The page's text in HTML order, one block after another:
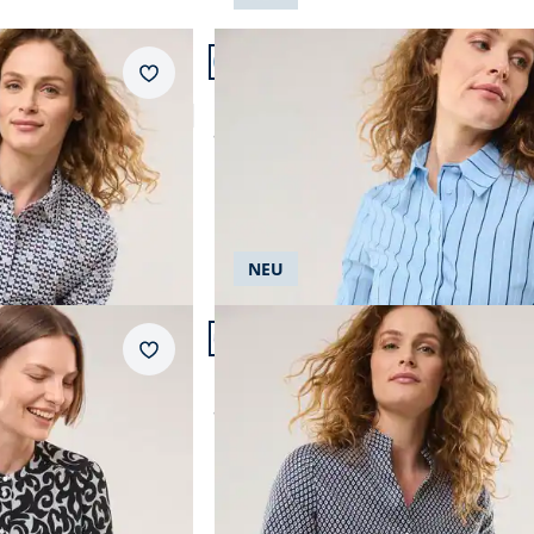
Abbrechen
Gelb
Grün
Orange
Pink
Rosé
Rot
Schwarz
Weiß
Abbrechen
Tencel
Thermolite
Thermo
Abbrechen
gestreift
einfarbig
bedruckt
minimal
geblümt
kariert
gepunktet
Abbrechen
2.0
Merkzettel
Artikel 2 von 24.
Hemdbluse aus Baumwolle
ab
Merkzettel
Artikel 5 von 24.
NEU
Extraglatt Stehkragen Bluse V-Auss
ab
€ 89,99